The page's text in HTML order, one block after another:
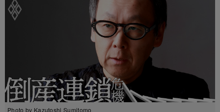
Photo by Kazutoshi Sumitomo